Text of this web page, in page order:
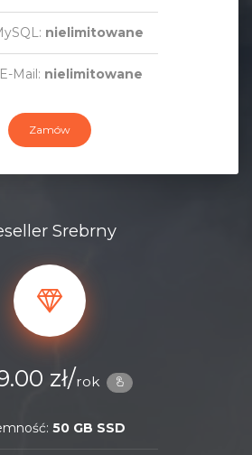
nielimitowane
Mail: nielimitowane
Zamów
Srebrny
zł/rok
50 GB SSD